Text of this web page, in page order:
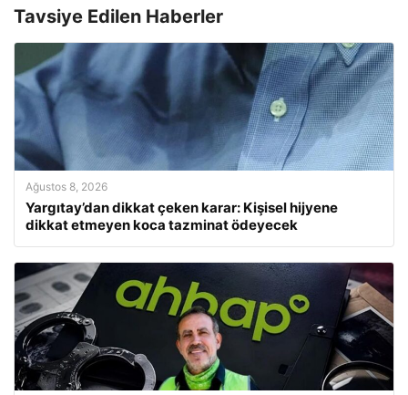
Tavsiye Edilen Haberler
Ağustos 8, 2026
Yargıtay’dan dikkat çeken karar: Kişisel hijyene
dikkat etmeyen koca tazminat ödeyecek